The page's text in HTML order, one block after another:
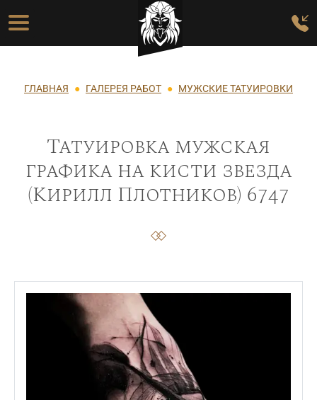
Перейти к основному содержанию
Основная навигация
Строка навигации
ГЛАВНАЯ ГАЛЕРЕЯ РАБОТ МУЖСКИЕ ТАТУИРОВКИ
Татуировка мужская
графика на кисти звезда
(Кирилл Плотников) 6747